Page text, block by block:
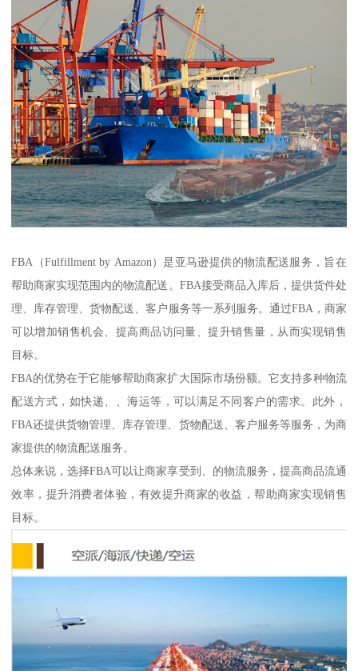
FBA（Fulfillment by Amazon）是亚马逊提供的物流配送服务，旨在
帮助商家实现范围内的物流配送。FBA接受商品入库后，提供货件处
理、库存管理、货物配送、客户服务等一系列服务。通过FBA，商家
可以增加销售机会、提高商品访问量、提升销售量，从而实现销售
目标。
FBA的优势在于它能够帮助商家扩大国际市场份额。它支持多种物流
配送方式，如快递、、海运等，可以满足不同客户的需求。此外，
FBA还提供货物管理、库存管理、货物配送、客户服务等服务，为商
家提供的物流配送服务。
总体来说，选择FBA可以让商家享受到、的物流服务，提高商品流通
效率，提升消费者体验，有效提升商家的收益，帮助商家实现销售
目标。